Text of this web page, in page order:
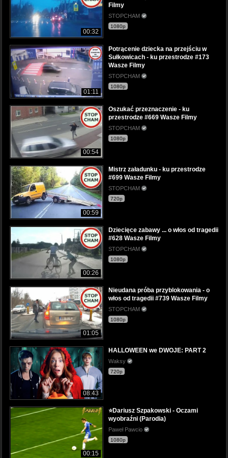
00:32
Filmy
STOPCHAM
1080p
01:11
Potrącenie dziecka na przejściu w
Sułkowicach - ku przestrodze #173
Wasze Filmy
STOPCHAM
1080p
00:54
Oszukać przeznaczenie - ku
przestrodze #669 Wasze Filmy
STOPCHAM
1080p
00:59
Mistrz załadunku - ku przestrodze
#699 Wasze Filmy
STOPCHAM
720p
00:26
Dziecięce zabawy ... o włos od tragedii
#628 Wasze Filmy
STOPCHAM
1080p
01:05
Nieudana próba przyblokowania - o
włos od tragedii #739 Wasze Filmy
STOPCHAM
1080p
08:43
HALLOWEEN we DWOJE: PART 2
Waksy
720p
00:15
⭐Dariusz Szpakowski - Oczami
wyobraźni (Parodia)
Paweł Pawcio
1080p